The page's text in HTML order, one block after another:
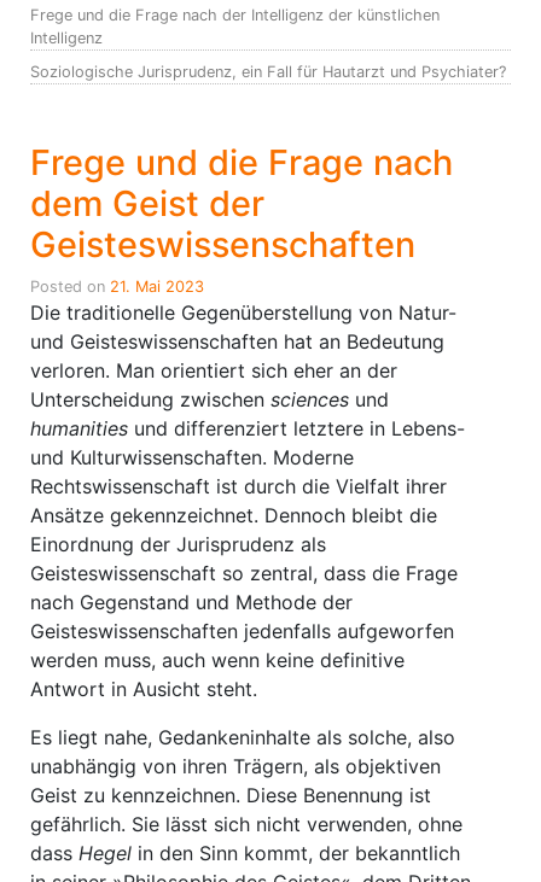
Frege und die Frage nach der Intelligenz der künstlichen
Intelligenz
Soziologische Jurisprudenz, ein Fall für Hautarzt und Psychiater?
Frege und die Frage nach
dem Geist der
Geisteswissenschaften
Posted on 21. Mai 2023
Die traditionelle Gegenüberstellung von Natur-
und Geisteswissenschaften hat an Bedeutung
verloren. Man orientiert sich eher an der
Unterscheidung zwischen sciences und
humanities und differenziert letztere in Lebens-
und Kulturwissenschaften. Moderne
Rechtswissenschaft ist durch die Vielfalt ihrer
Ansätze gekennzeichnet. Dennoch bleibt die
Einordnung der Jurisprudenz als
Geisteswissenschaft so zentral, dass die Frage
nach Gegenstand und Methode der
Geisteswissenschaften jedenfalls aufgeworfen
werden muss, auch wenn keine definitive
Antwort in Ausicht steht.
Es liegt nahe, Gedankeninhalte als solche, also
unabhängig von ihren Trägern, als objektiven
Geist zu kennzeichnen. Diese Benennung ist
gefährlich. Sie lässt sich nicht verwenden, ohne
dass Hegel in den Sinn kommt, der bekanntlich